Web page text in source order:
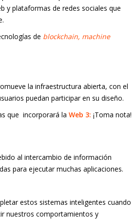
y plataformas de redes sociales que
de blockchain, machine
la infraestructura abierta, con el
puedan participar en su diseño.
que incorporará la Web 3: ¡Toma nota!
al intercambio de información
para ejecutar muchas aplicaciones.
estos sistemas inteligentes cuando
nuestros comportamientos y